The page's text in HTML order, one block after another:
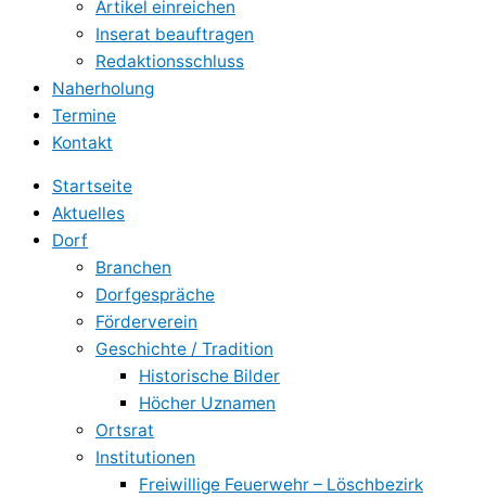
Artikel einreichen
Inserat beauftragen
Redaktionsschluss
Naherholung
Termine
Kontakt
Startseite
Aktuelles
Dorf
Branchen
Dorfgespräche
Förderverein
Geschichte / Tradition
Historische Bilder
Höcher Uznamen
Ortsrat
Institutionen
Freiwillige Feuerwehr – Löschbezirk